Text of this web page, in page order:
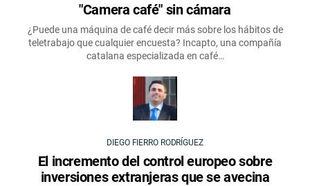
"Camera café" sin cámara
¿Puede una máquina de café decir más sobre los hábitos de
teletrabajo que cualquier encuesta? Incapto, una compañía
catalana especializada en café…
DIEGO FIERRO RODRÍGUEZ
El incremento del control europeo sobre
inversiones extranjeras que se avecina